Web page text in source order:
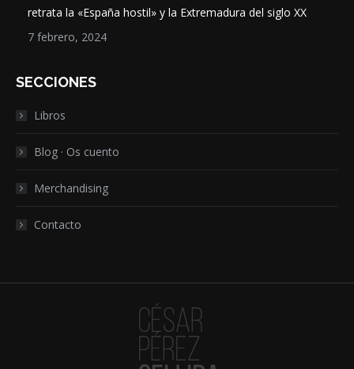
retrata la «España hostil» y la Extremadura del siglo XX
7 febrero, 2024
SECCIONES
Libros
Blog · Os cuento
Merchandising
Contacto